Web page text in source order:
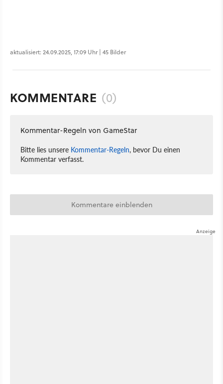
aktualisiert: 24.09.2025, 17:09 Uhr | 45 Bilder
KOMMENTARE (0)
Kommentar-Regeln von GameStar
Bitte lies unsere Kommentar-Regeln, bevor Du einen
Kommentar verfasst.
Kommentare einblenden